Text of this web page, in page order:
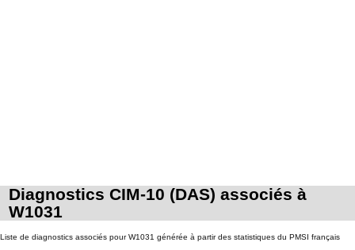
Diagnostics CIM-10 (DAS) associés à
W1031
Liste de diagnostics associés pour W1031 générée à partir des statistiques du PMSI français